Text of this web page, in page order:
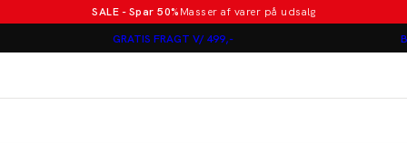
SALE - Spar 50%Masser af varer på udsalg
GRATIS FRAGT V/ 499,-Poloer i nye farver
Jakkesæt fra 1499 kr.
Lindbergh